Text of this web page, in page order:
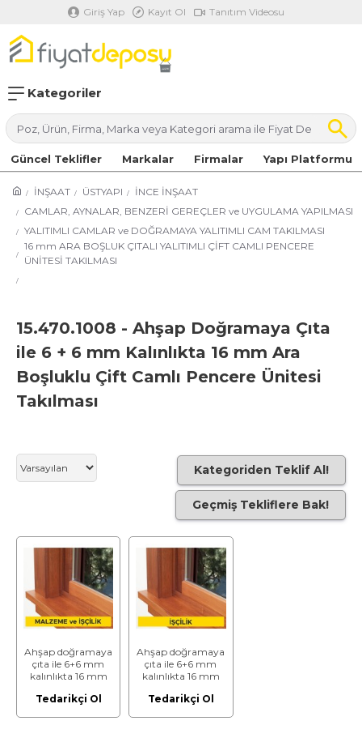
Giriş Yap Kayıt Ol Tanıtım Videosu
Kategoriler
Güncel Teklifler Markalar Firmalar Yapı Platformu
İNŞAAT ÜSTYAPI
İNCE İNŞAAT
CAMLAR, AYNALAR, BENZERİ GEREÇLER ve UYGULAMA YAPILMASI
YALITIMLI CAMLAR ve DOĞRAMAYA YALITIMLI CAM TAKILMASI
16 mm ARA BOŞLUK ÇITALI YALITIMLI ÇİFT CAMLI PENCERE
ÜNİTESİ TAKILMASI
15.470.1008 - Ahşap Doğramaya Çıta
ile 6 + 6 mm Kalınlıkta 16 mm Ara
Boşluklu Çift Camlı Pencere Ünitesi
Takılması
Kategoriden Teklif Al!
Geçmiş Tekliflere Bak!
Ahşap doğramaya
çıta ile 6+6 mm
kalınlıkta 16 mm
camlı pencere
Tedarikçi Ol
Ahşap doğramaya
çıta ile 6+6 mm
kalınlıkta 16 mm
camlı pencere
Tedarikçi Ol